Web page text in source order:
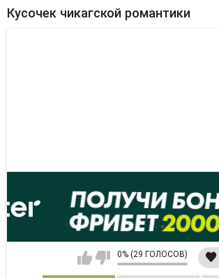
Кусочек чикагской романтики
0% (29 ГОЛОСОВ)